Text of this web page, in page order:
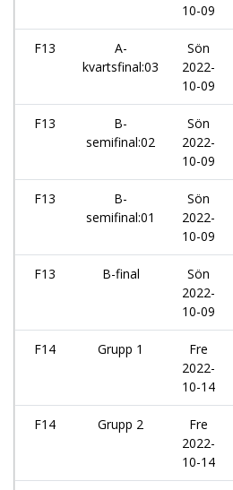
10-09
F13
A-
kvartsfinal:03
Sön
2022-
10-09
F13
B-
semifinal:02
Sön
2022-
10-09
F13
B-
semifinal:01
Sön
2022-
10-09
F13 B-final
Sön
2022-
10-09
F14 Grupp 1
Fre
2022-
10-14
F14 Grupp 2
Fre
2022-
10-14